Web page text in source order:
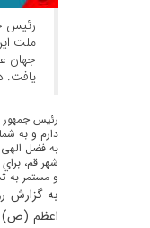
رئیس
ملت
جهان
یافت.
رئیس جمهور
دارم و به
به فضل الهی
شهر قم،
و مستمر به
به گزارش
اعظم (ص)